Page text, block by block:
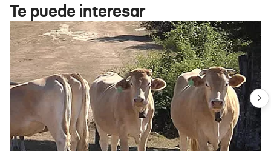
Te puede interesar